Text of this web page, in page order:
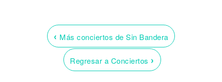
‹ Más conciertos de Sin Bandera
Regresar a Conciertos ›